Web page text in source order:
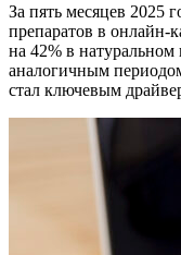
За пять месяцев 2025
препаратов в онлайн-
на 42% в
аналогичным
стал ключевым